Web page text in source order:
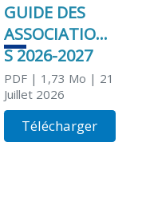
GUIDE DES
ASSOCIATION
S 2026-2027
PDF| 1,73 Mo | 21
Juillet 2026
Télécharger